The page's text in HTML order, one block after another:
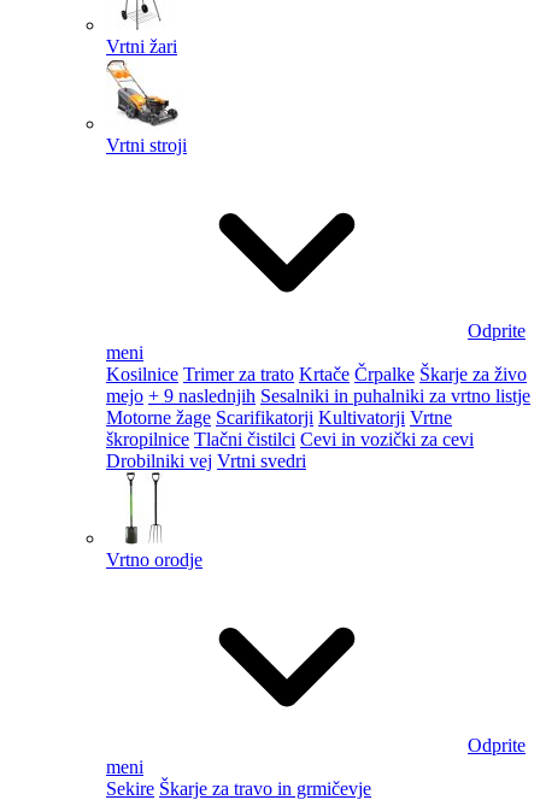
Vrtni žari
Vrtni stroji
Odprite
meni
Kosilnice Trimer za trato Krtače Črpalke Škarje za živo
mejo + 9 naslednjih Sesalniki in puhalniki za vrtno listje
Motorne žage Scarifikatorji Kultivatorji Vrtne
škropilnice Tlačni čistilci Cevi in vozički za cevi
Drobilniki vej Vrtni svedri
Vrtno orodje
Odprite
meni
Sekire Škarje za travo in grmičevje